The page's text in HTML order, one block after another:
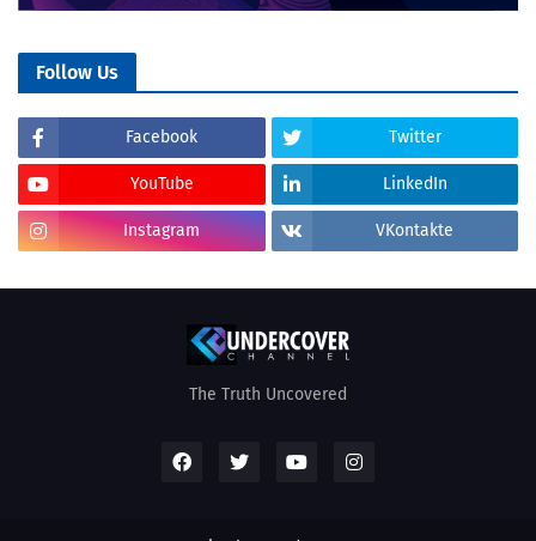
Follow Us
Facebook Twitter
YouTube LinkedIn
Instagram VKontakte
The Truth Uncovered